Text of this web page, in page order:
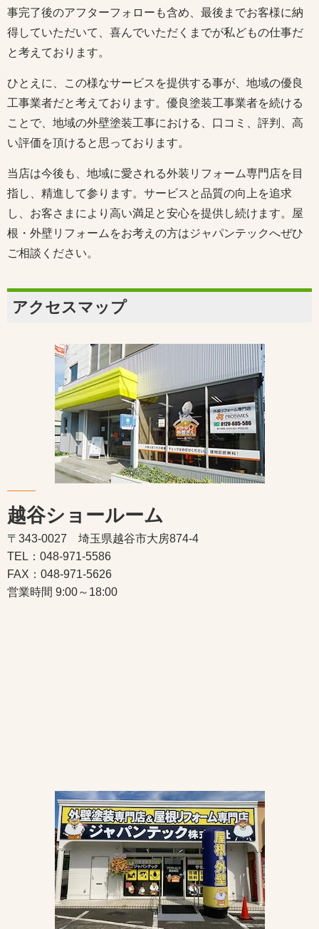
事完了後のアフターフォローも含め、最後までお客様に納
得していただいて、喜んでいただくまでが私どもの仕事だ
と考えております。
ひとえに、この様なサービスを提供する事が、地域の優良
工事業者だと考えております。優良塗装工事業者を続ける
ことで、地域の外壁塗装工事における、口コミ、評判、高
い評価を頂けると思っております。
当店は今後も、地域に愛される外装リフォーム専門店を目
指し、精進して参ります。サービスと品質の向上を追求
し、お客さまにより高い満足と安心を提供し続けます。屋
根・外壁リフォームをお考えの方はジャパンテックへぜひ
ご相談ください。
アクセスマップ
越谷ショールーム
〒343-0027 埼玉県越谷市大房874-4
TEL：048-971-5586
FAX：048-971-5626
営業時間 9:00～18:00